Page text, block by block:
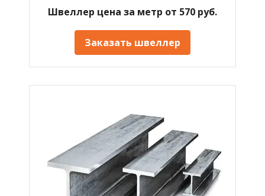
Швеллер цена за метр от 570 руб.
Заказать швеллер